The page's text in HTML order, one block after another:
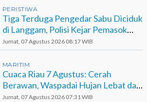
PERISTIWA
Tiga Terduga Pengedar Sabu Diciduk
di Langgam, Polisi Kejar Pemasok
Berinisial GA
Jumat, 07 Agustus 2026 08:17 WIB
MARITIM
Cuaca Riau 7 Agustus: Cerah
Berawan, Waspadai Hujan Lebat dan
Petir
Jumat, 07 Agustus 2026 07:31 WIB